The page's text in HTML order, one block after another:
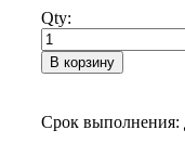
Qty:
В корзину
Срок выполнения: